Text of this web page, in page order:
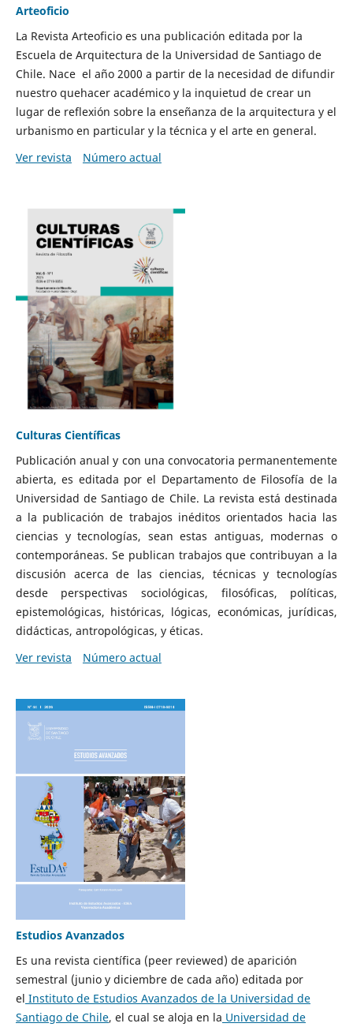
Arteoficio
La Revista Arteoficio es una publicación editada por la
Escuela de Arquitectura de la Universidad de Santiago de
Chile. Nace el año 2000 a partir de la necesidad de difundir
nuestro quehacer académico y la inquietud de crear un
lugar de reflexión sobre la enseñanza de la arquitectura y el
urbanismo en particular y la técnica y el arte en general.
Ver revista
Número actual
Culturas Científicas
Publicación anual y con una convocatoria permanentemente
abierta, es editada por el Departamento de Filosofía de la
Universidad de Santiago de Chile. La revista está destinada
a la publicación de trabajos inéditos orientados hacia las
ciencias y tecnologías, sean estas antiguas, modernas o
contemporáneas. Se publican trabajos que contribuyan a la
discusión acerca de las ciencias, técnicas y tecnologías
desde perspectivas sociológicas, filosóficas, políticas,
epistemológicas, históricas, lógicas, económicas, jurídicas,
didácticas, antropológicas, y éticas.
Ver revista
Número actual
Estudios Avanzados
Es una revista científica (peer reviewed) de aparición
semestral (junio y diciembre de cada año) editada por
el Instituto de Estudios Avanzados de la Universidad de
Santiago de Chile, el cual se aloja en la Universidad de